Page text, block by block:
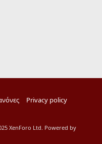
Privacy policy
XenForo Ltd. Powered by